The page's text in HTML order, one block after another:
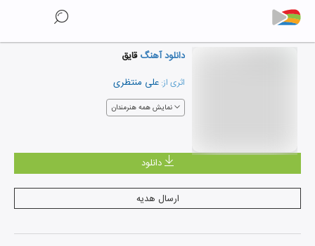
دانلود آهنگقایق
اثری از: علی منتظری
نمایش همه هنرمندان
دانلود
ارسال هدیه